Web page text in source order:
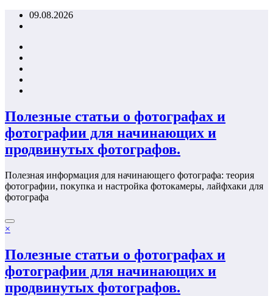
Перейти09.08.2026
Полезные статьи о фотографах и
фотографии для начинающих и
продвинутых фотографов.
Полезная информация для начинающего фотографа: теория
фотографии, покупка и настройка фотокамеры, лайфхаки для
фотографа
×
Полезные статьи о фотографах и
фотографии для начинающих и
продвинутых фотографов.